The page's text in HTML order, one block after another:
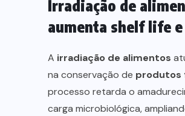
Irradiação de
aumenta shelf life
A irradiação de alimentos
na conservação de produtos
processo retarda o
carga microbiológica,